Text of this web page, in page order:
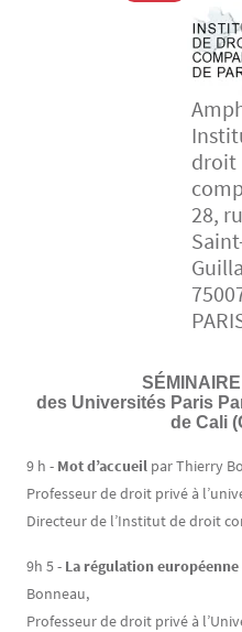
droit
28,
des Universités Paris
de Cali
9 h - Mot d’accueil par Thierry
Professeur de droit privé à
Directeur de l’Institut de droit
9h 5 - La régulation
Bonneau,
Professeur de droit privé à